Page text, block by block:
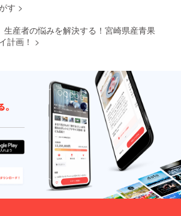
す >
生産者の悩みを解決する！宮崎県産青果
計画！ >